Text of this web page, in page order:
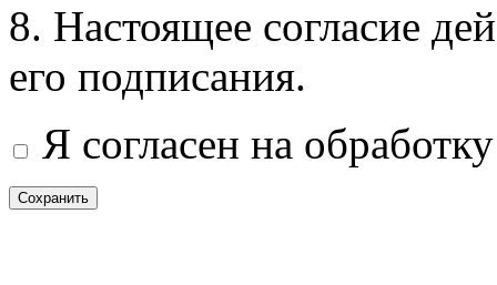
8. Настоящее согласие
его подписания.
Я согласен на